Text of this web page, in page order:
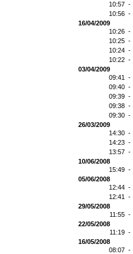
10:57 -
10:56 -
16/04/2009
10:26 -
10:25 -
10:24 -
10:22 -
03/04/2009
09:41 -
09:40 -
09:39 -
09:38 -
09:30 -
26/03/2009
14:30 -
14:23 -
13:57 -
10/06/2008
15:49 -
05/06/2008
12:44 -
12:41 -
29/05/2008
11:55 -
22/05/2008
11:19 -
16/05/2008
08:07 -